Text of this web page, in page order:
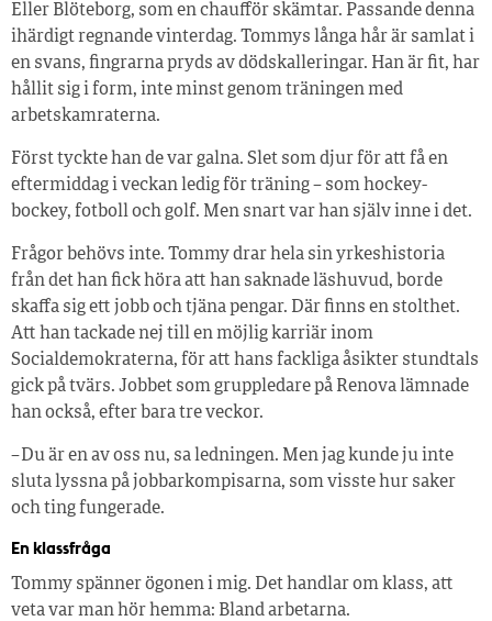
Eller Blöteborg, som en chaufför skämtar. Passande denna
ihärdigt regnande vinterdag. Tommys långa hår är samlat i
en svans, fingrarna pryds av dödskalleringar. Han är fit, har
hållit sig i form, inte minst genom träningen med
arbetskamraterna.
Först tyckte han de var galna. Slet som djur för att få en
eftermiddag i veckan ledig för träning – som hockey-
bockey, fotboll och golf. Men snart var han själv inne i det.
Frågor behövs inte. Tommy drar hela sin yrkeshistoria
från det han fick höra att han saknade läshuvud, borde
skaffa sig ett jobb och tjäna pengar. Där finns en stolthet.
Att han tackade nej till en möjlig karriär inom
Socialdemokraterna, för att hans fackliga åsikter stundtals
gick på tvärs. Jobbet som gruppledare på Renova lämnade
han också, efter bara tre veckor.
– Du är en av oss nu, sa ledningen. Men jag kunde ju inte
sluta lyssna på jobbarkompisarna, som visste hur saker
och ting fungerade.
En klassfråga
Tommy spänner ögonen i mig. Det handlar om klass, att
veta var man hör hemma: Bland arbetarna.